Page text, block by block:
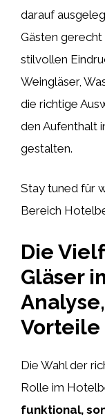
darauf
Gästen
stilvollen
Weingläser,
die richtige
den Aufenthalt
gestalten.
Stay tuned für
Bereich
Die
Gläser
Vorteile
Die Wahl der
Rolle im
funktional,